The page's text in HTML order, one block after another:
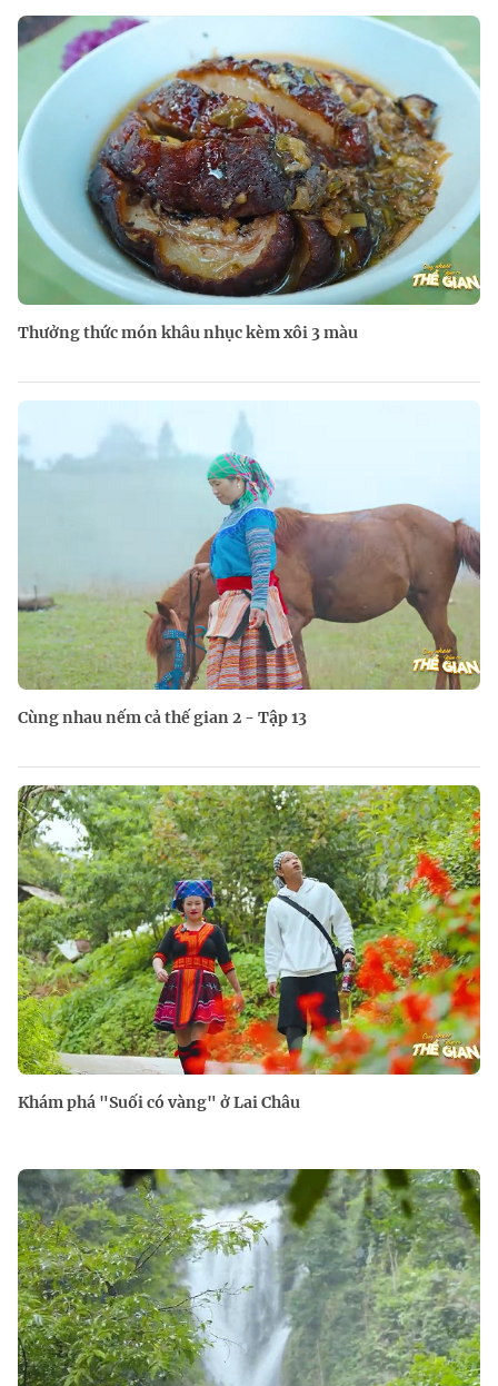
Thưởng thức món khâu nhục kèm xôi 3 màu
Cùng nhau nếm cả thế gian 2 - Tập 13
Khám phá "Suối có vàng" ở Lai Châu